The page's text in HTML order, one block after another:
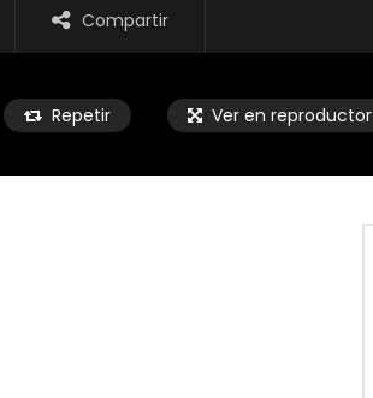
Compartir
Repetir Ver en reproductor